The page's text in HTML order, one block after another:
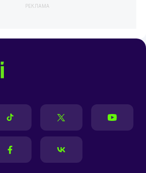
РЕКЛАМА